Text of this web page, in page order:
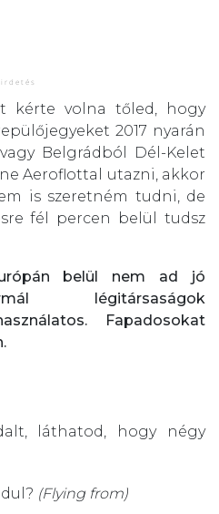
kérte volna tőled, hogy
2017 nyarán
Belgrádból Dél-Kelet
Aeroflottal utazni, akkor
is szeretném tudni, de
fél percen belül tudsz
belül nem ad jó
légitársaságok
Fapadosokat
láthatod, hogy négy
(Flying from)